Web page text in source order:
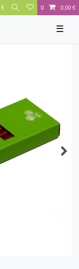
€ 0 0,00 €
☰